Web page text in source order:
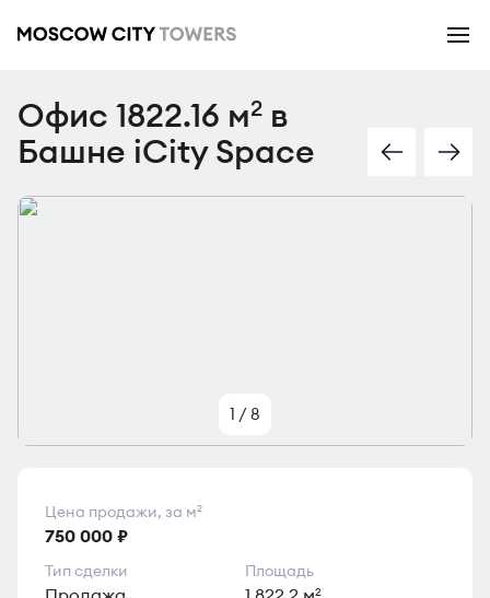
Офис 1822.16 м2 в
Башне iCity Space
1 /8
Цена продажи, за м2
750 000 ₽
Тип сделки Площадь
2